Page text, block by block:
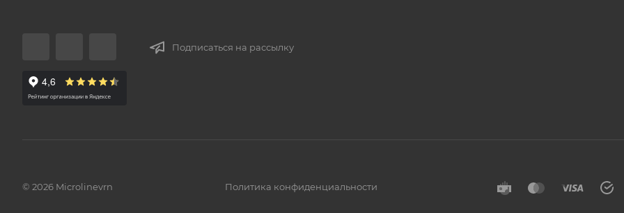
Подписаться на рассылку
© 2026 Microlinevrn Политика конфиденциальности